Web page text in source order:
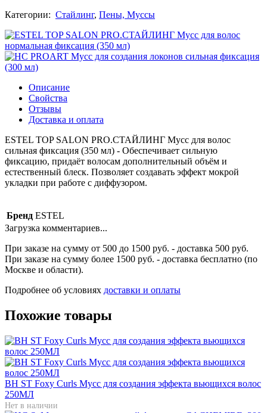
Категории: Стайлинг, Пены, Муссы
Описание
Свойства
Отзывы
Доставка и оплата
ESTEL TOP SALON PRO.СТАЙЛИНГ Мусс для волос
сильная фиксация (350 мл) - Обеспечивает сильную
фиксацию, придаёт волосам дополнительный объём и
естественный блеск. Позволяет создавать эффект мокрой
укладки при работе с диффузором.
Бренд ESTEL
Загрузка комментариев...
При заказе на сумму от 500 до 1500 руб. - доставка 500 руб.
При заказе на сумму более 1500 руб. - доставка бесплатно (по
Москве и области).
Подробнее об условиях доставки и оплаты
Похожие товары
BH ST Foxy Curls Мусс для создания эффекта вьющихся волос
250МЛ
Нет в наличии